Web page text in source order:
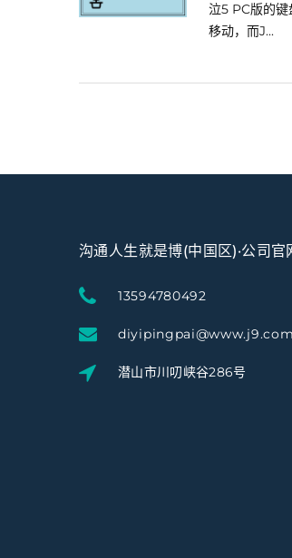
泣5 PC版的
移动，而J...
沟通人生就是博(中国区)·公司官
13594780492
diyipingpai@www.j9.com
潜山市川叨峡谷286号